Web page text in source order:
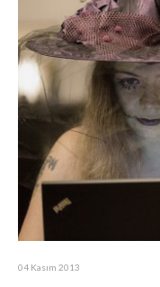
04 Kasım 2013